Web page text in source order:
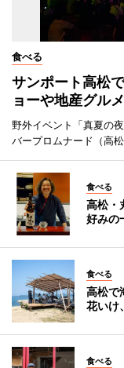
食べる
サンポート高松
ョーや地産グル
野外イベント「真夏の
バープロムナード（高
食べる
高松・
好みの
食べる
高松で
花いけ
食べる